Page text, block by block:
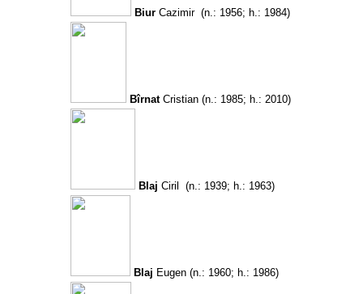
BiurCazimir (n.: 1956; h.: 1984)
Bîrnat Cristian (n.: 1985; h.: 2010)
Blaj Ciril (n.: 1939; h.: 1963)
Blaj Eugen (n.: 1960; h.: 1986)